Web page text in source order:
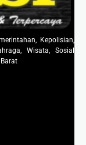
Kepolisian,
Wisata, Sosial